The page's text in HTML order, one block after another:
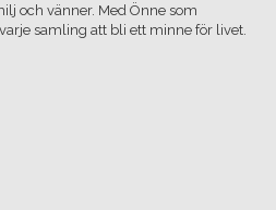
och vänner. Med Önne som
samling att bli ett minne för livet.